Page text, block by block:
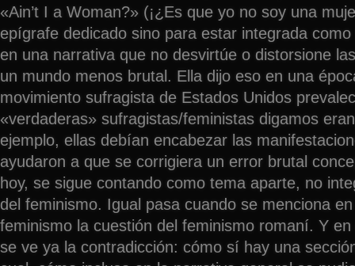
«Ain’t I a Woman?» (¡¿Es que yo no soy una
epígrafe dedicado sino para estar integrada
en una narrativa que no desvirtúe o distorsione
un mundo menos brutal. Ella dijo eso en una
movimiento sufragista de Estados Unidos
«verdaderas» sufragistas/feministas digamos
ejemplo, ellas debían encabezar las
ayudaron a que se corrigiera un error brutal
hoy, se sigue contando como tema aparte, no
del feminismo. Igual pasa cuando se menciona
feminismo la cuestión del feminismo romaní. Y
se ve ya la contradicción: cómo sí hay una